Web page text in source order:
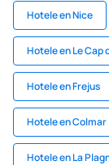
Hotele en Nice
Hotele en Le Cap
Hotele en Frejus
Hotele en Colmar
Hotele en La